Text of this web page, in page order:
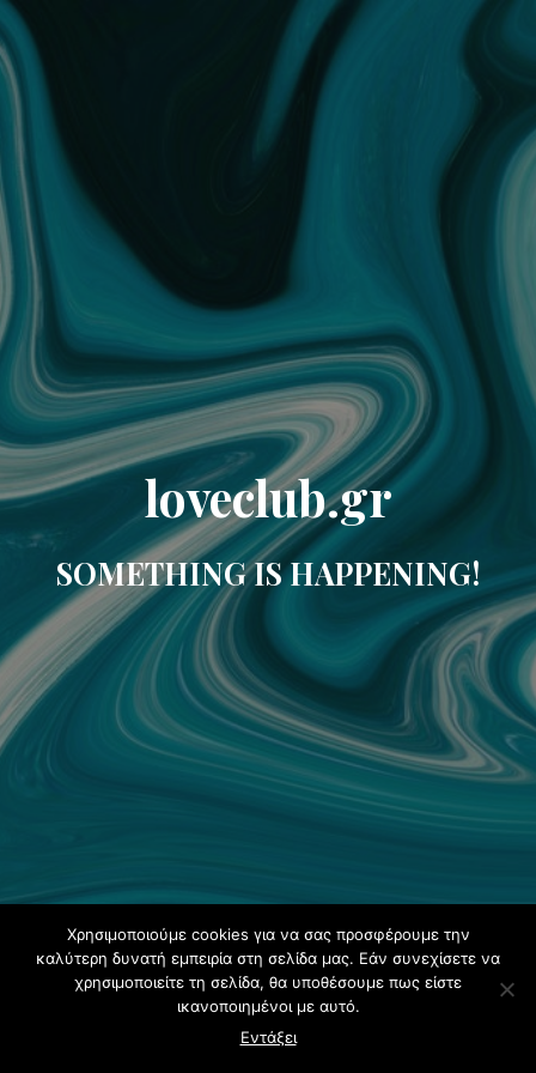
loveclub.gr
SOMETHING IS HAPPENING!
Χρησιμοποιούμε cookies για να σας προσφέρουμε την
καλύτερη δυνατή εμπειρία στη σελίδα μας. Εάν συνεχίσετε να
χρησιμοποιείτε τη σελίδα, θα υποθέσουμε πως είστε
ικανοποιημένοι με αυτό.
Εντάξει